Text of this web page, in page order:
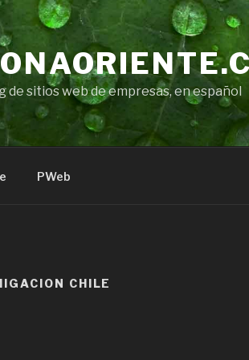
de sitios web de empresas, en español
PWeb
CHILE